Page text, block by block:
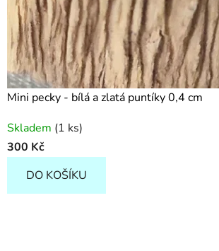
Mini pecky - bílá a zlatá puntíky 0,4 cm
Skladem (1 ks)
300 Kč
DO KOŠÍKU